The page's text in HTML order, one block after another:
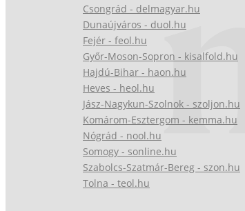
Csongrád - delmagyar.hu
Dunaújváros - duol.hu
Fejér - feol.hu
Győr-Moson-Sopron - kisalfold.hu
Hajdú-Bihar - haon.hu
Heves - heol.hu
Jász-Nagykun-Szolnok - szoljon.hu
Komárom-Esztergom - kemma.hu
Nógrád - nool.hu
Somogy - sonline.hu
Szabolcs-Szatmár-Bereg - szon.hu
Tolna - teol.hu